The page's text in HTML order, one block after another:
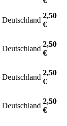
Deutschland
2,50
€
Deutschland
2,50
€
Deutschland
2,50
€
Deutschland
2,50
€